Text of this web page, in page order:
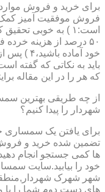
برای خرید و فروش موارد
فروش موفقیت آمیز کمک
۵۰ درصد از هزینه
خود
باید به نکاتی که گفته
که هر را در این مقاله
از چه طریقی بهترین
شهردار را پیدا کنیم؟
برای یافتن یک سمساری
تضمین شده خرید و
ها کمی جستجو انجام
خود را بیابید.سایت
شهر شهرک
های دست دوم شما را با